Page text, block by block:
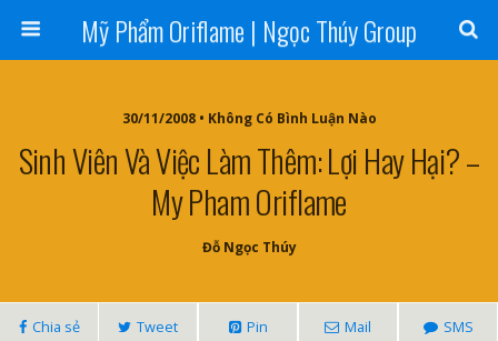
Mỹ Phẩm Oriflame | Ngọc Thúy Group
30/11/2008 • Không Có Bình Luận Nào
Sinh Viên Và Việc Làm Thêm: Lợi Hay Hại? –
My Pham Oriflame
Đỗ Ngọc Thúy
Chia sẻ Tweet Pin Mail SMS